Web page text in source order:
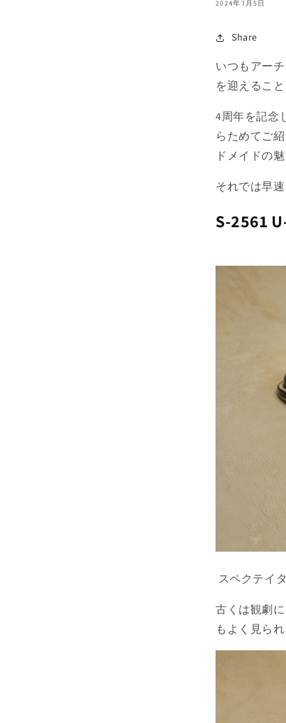
2024年7月5日
Share
いつもアー
を迎えるこ
4周年を記念
らためてご
ドメイドの
それでは早
S-2561
スペクテイ
古くは観劇
もよく見ら